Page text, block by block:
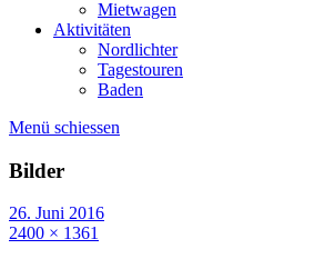
Mietwagen
Aktivitäten
Nordlichter
Tagestouren
Baden
Menü schiessen
Bilder
26. Juni 2016
2400 × 1361